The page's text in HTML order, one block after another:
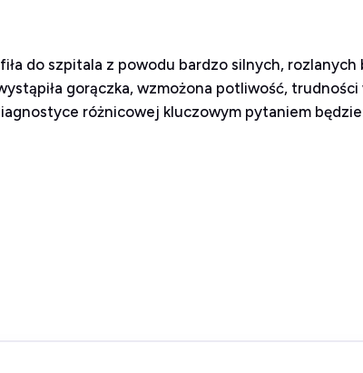
do szpitala z powodu bardzo silnych,
gorączka, wzmożona potliwość,
różnicowej kluczowym pytaniem